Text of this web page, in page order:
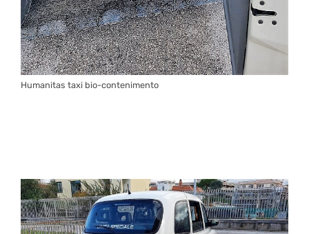
Humanitas taxi bio-contenimento